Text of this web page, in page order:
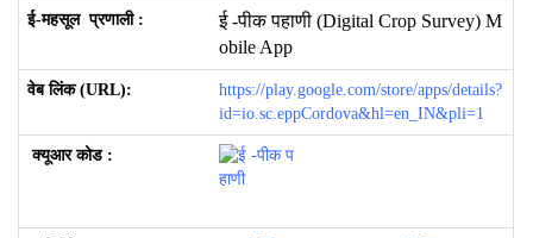
ई -पीक पहाणी (Digital Crop Survey) M
obile App
https://play.google.com/store/apps/details?
id=io.sc.eppCordova&hl=en_IN&pli=1